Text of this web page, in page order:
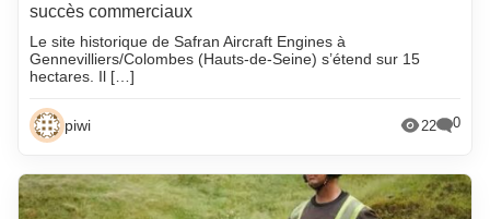
succès commerciaux
Le site historique de Safran Aircraft Engines à
Gennevilliers/Colombes (Hauts-de-Seine) s’étend sur 15
hectares. Il […]
piwi 22 0